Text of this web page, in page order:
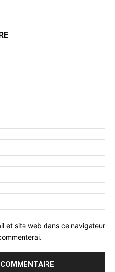
:*
:*
:
et site web dans ce navigateur